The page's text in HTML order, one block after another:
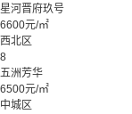
星河晋府玖号
6600元/㎡
西北区
8
五洲芳华
6500元/㎡
中城区